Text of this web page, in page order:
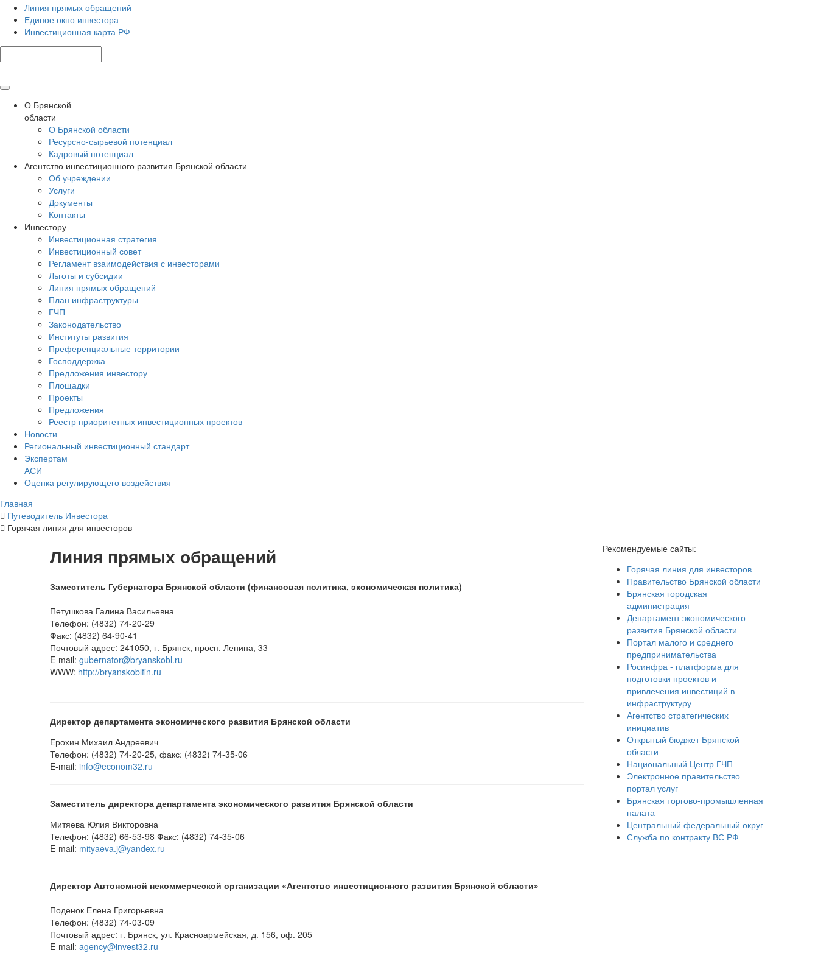
Линия прямых обращений
Единое окно инвестора
Инвестиционная карта РФ
О Брянской
области
О Брянской области
Ресурсно-сырьевой потенциал
Кадровый потенциал
Агентство инвестиционного развития Брянской области
Об учреждении
Услуги
Документы
Контакты
Инвестору
Инвестиционная стратегия
Инвестиционный совет
Регламент взаимодействия с инвесторами
Льготы и субсидии
Линия прямых обращений
План инфраструктуры
ГЧП
Законодательство
Институты развития
Преференциальные территории
Господдержка
Предложения инвестору
Площадки
Проекты
Предложения
Реестр приоритетных инвестиционных проектов
Новости
Региональный инвестиционный стандарт
Экспертам
АСИ
Оценка регулирующего воздействия
Главная
Путеводитель Инвестора
Горячая линия для инвесторов
Линия прямых обращений
Заместитель Губернатора Брянской области (финансовая политика, экономическая политика)
Петушкова Галина Васильевна
Телефон: (4832) 74-20-29
Факс: (4832) 64-90-41
Почтовый адрес: 241050, г. Брянск, просп. Ленина, 33
E-mail: gubernator@bryanskobl.ru
WWW: http://bryanskoblfin.ru
Директор департамента экономического развития Брянской области
Ерохин Михаил Андреевич
Телефон: (4832) 74-20-25, факс: (4832) 74-35-06
E-mail: info@econom32.ru
Заместитель директора департамента экономического развития Брянской области
Митяева Юлия Викторовна
Телефон: (4832) 66-53-98 Факс: (4832) 74-35-06
E-mail: mityaeva.j@yandex.ru
Директор Автономной некоммерческой организации «Агентство инвестиционного развития Брянской области»
Поденок Елена Григорьевна
Телефон: (4832) 74-03-09
Почтовый адрес: г. Брянск, ул. Красноармейская, д. 156, оф. 205
E-mail: agency@invest32.ru
Рекомендуемые сайты:
Горячая линия для инвесторов
Правительство Брянской области
Брянская городская
администрация
Департамент экономического
развития Брянской области
Портал малого и среднего
предпринимательства
Росинфра - платформа для
подготовки проектов и
привлечения инвестиций в
инфраструктуру
Агентство стратегических
инициатив
Открытый бюджет Брянской
области
Национальный Центр ГЧП
Электронное правительство
портал услуг
Брянская торгово-промышленная
палата
Центральный федеральный округ
Служба по контракту ВС РФ